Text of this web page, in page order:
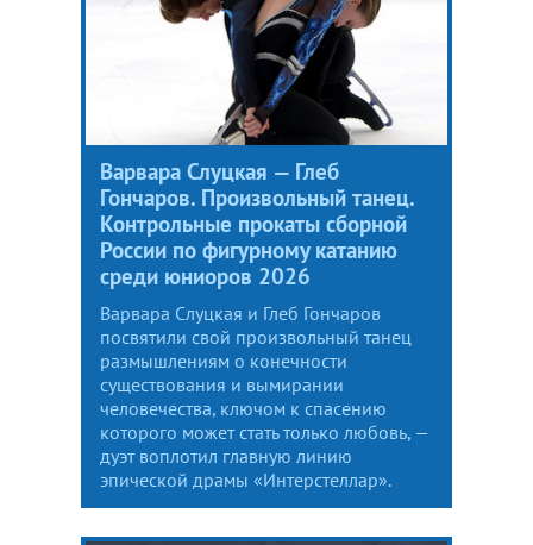
Варвара Слуцкая — Глеб
Гончаров. Произвольный танец.
Контрольные прокаты сборной
России по фигурному катанию
среди юниоров 2026
Варвара Слуцкая и Глеб Гончаров
посвятили свой произвольный танец
размышлениям о конечности
существования и вымирании
человечества, ключом к спасению
которого может стать только любовь, —
дуэт воплотил главную линию
эпической драмы «Интерстеллар».